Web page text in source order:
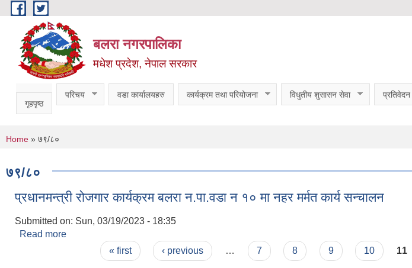
Skip to main content
बलरा नगरपालिका
मधेश प्रदेश, नेपाल सरकार
गृहपृष्ठ
परिचय वडा कार्यालयहरु कार्यक्रम तथा परियोजना विधुतीय शुसासन सेवा प्रतिवेदन
You are here
Home » ७९/८०
७९/८०
प्रधानमन्त्री रोजगार कार्यक्रम बलरा न.पा.वडा न‌ १० मा नहर मर्मत कार्य सन्चालन
Submitted on: Sun, 03/19/2023 - 18:35
Read more
« first ‹ previous … 7 8 9 10 11